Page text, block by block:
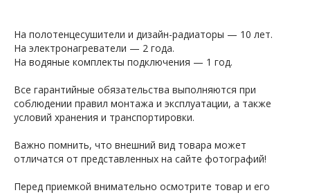
На полотенцесушители и дизайн-радиаторы — 10 лет.
На электронагреватели — 2 года.
На водяные комплекты подключения — 1 год.
Все гарантийные обязательства выполняются при
соблюдении правил монтажа и эксплуатации, а также
условий хранения и транспортировки.
Важно помнить, что внешний вид товара может
отличатся от представленных на сайте фотографий!
Перед приемкой внимательно осмотрите товар и его